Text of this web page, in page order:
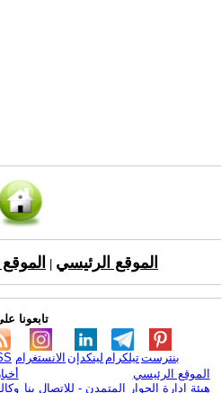
الموقع الرئيسي
تابعونا
الانستغرام لينكدإن تيلكرامبنترست
الموقع الرئيسي
هيئة ادارة الحوار المتمدن - للإتصال بنا